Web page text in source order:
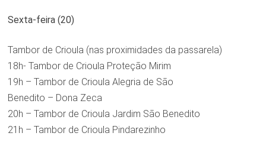
Sexta-feira (20)
Tambor de Crioula (nas proximidades da passarela)
18h- Tambor de Crioula Proteção Mirim
19h – Tambor de Crioula Alegria de São
Benedito – Dona Zeca
20h – Tambor de Crioula Jardim São Benedito
21h – Tambor de Crioula Pindarezinho